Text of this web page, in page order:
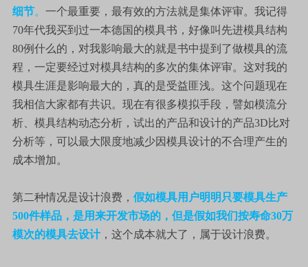
细节。 一个最重要，最有效的方法就是集体评审。我记得
70年代我买到过一本德国的模具书，好像叫先进模具结构
80例什么的，对我影响最大的就是书中提到了做模具的流
程，一定要经过对模具结构的多次的集体评审。这对我的
模具生涯是影响最大的，真的是受益匪浅。这个问题现在
我相信大家都有共识。现在有很多模拟手段，譬如模流分
析、模具结构动态分析，试出的产品和设计的产品3D比对
分析等，可以最大限度地减少因模具设计的不合理产生的
成本增加。
第二种情况是设计浪费， 假如模具用户明明只要模具生产
500件样品，是用来开发市场的，但是假如我们按寿命30万
模次的模具去设计，这个成本就大了，属于设计浪费。